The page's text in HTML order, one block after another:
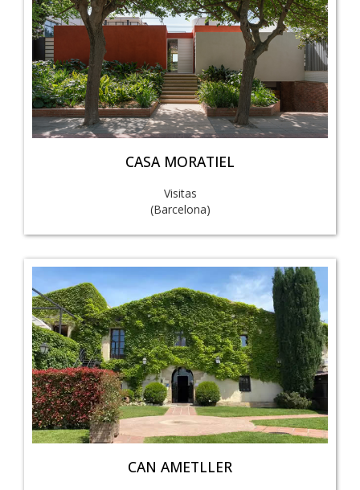
CASA MORATIEL
Visitas
(Barcelona)
CAN AMETLLER